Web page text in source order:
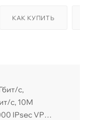
КАК КУПИТЬ
с,
с, 10М
IPsec VPN /